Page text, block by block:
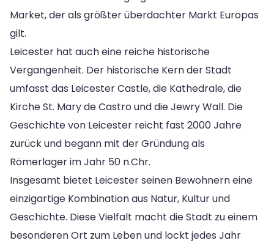
Market, der als größter überdachter Markt Europas
gilt.
Leicester hat auch eine reiche historische
Vergangenheit. Der historische Kern der Stadt
umfasst das Leicester Castle, die Kathedrale, die
Kirche St. Mary de Castro und die Jewry Wall. Die
Geschichte von Leicester reicht fast 2000 Jahre
zurück und begann mit der Gründung als
Römerlager im Jahr 50 n.Chr.
Insgesamt bietet Leicester seinen Bewohnern eine
einzigartige Kombination aus Natur, Kultur und
Geschichte. Diese Vielfalt macht die Stadt zu einem
besonderen Ort zum Leben und lockt jedes Jahr